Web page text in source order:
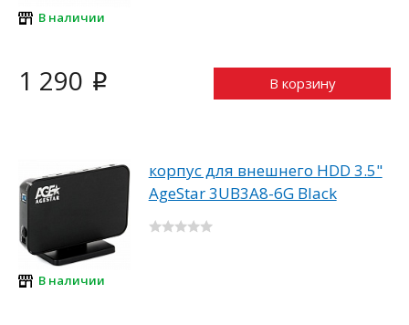
В наличии
1 290 i В корзину
В наличии
корпус для внешнего HDD 3.5"
AgeStar 3UB3A8-6G Black